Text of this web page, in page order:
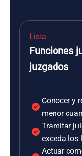
Lista
Funciones
juzgados
Conocer y
menor
Tramitar
exceda los
Actuar